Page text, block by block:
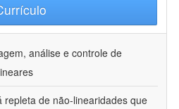
análise e controle de
repleta de não-linearidades que